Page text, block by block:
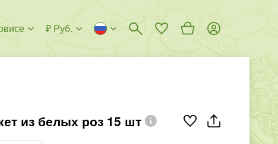
₽ Руб.
из белых роз 15 шт